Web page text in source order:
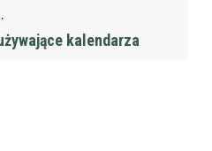
kalendarza